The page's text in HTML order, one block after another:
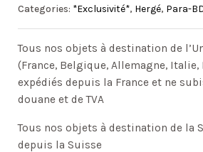
Categories: *Exclusivité*, Hergé, Para-
Tous nos objets à destination de
(France, Belgique, Allemagne, Italie,
expédiés depuis la France et ne
douane et de TVA
Tous nos objets à destination de la
depuis la Suisse